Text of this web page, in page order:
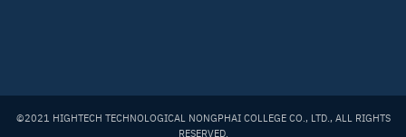
©2021 HIGHTECH TECHNOLOGICAL NONGPHAI COLLEGE CO., LTD., ALL RIGHTS
RESERVED.